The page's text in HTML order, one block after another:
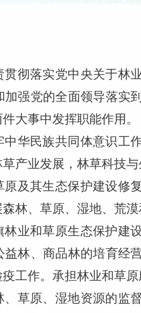
彻落实党中央关于林
强党的全面领导落实
大事中发挥职能作用。
中华民族共同体意识
产业发展，林草科技
原及其生态保护建设
林、草原、湿地、荒
林业和草原生态保护
林、商品林的培育经
工作。承担林业和草原
、草原、湿地资源的